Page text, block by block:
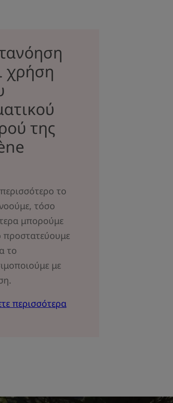
χρήση
της
το
τόσο
μπορούμε
προστατεύουμε
το
με
περισσότερα